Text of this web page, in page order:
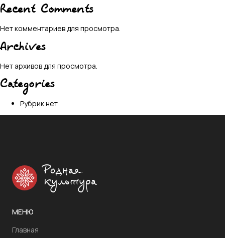
Recent Comments
Нет комментариев для просмотра.
Archives
Нет архивов для просмотра.
Categories
Рубрик нет
Родная
культура
МЕНЮ
Главная